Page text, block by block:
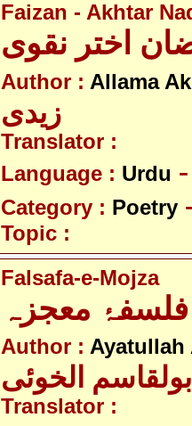
Faizan - Akhtar
اختر نقوی
Author : Allama
زیدی
Translator :
Language : Urdu
Category : Poetry
Topic :
Falsafa-e-Mojza
فلسفۂ معجزہ
Author : Ayatullah
الخوئی
Translator :